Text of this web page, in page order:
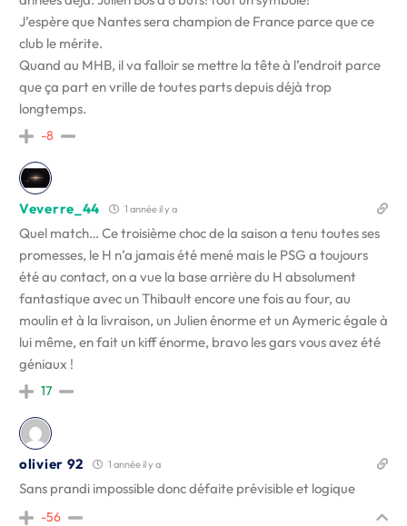
J’espère que Nantes sera champion de France parce que ce
club le mérite.
Quand au MHB, il va falloir se mettre la tête à l’endroit parce
que ça part en vrille de toutes parts depuis déjà trop
longtemps.
-8
Veverre_44 1 année il y a
Quel match… Ce troisième choc de la saison a tenu toutes ses
promesses, le H n’a jamais été mené mais le PSG a toujours
été au contact, on a vue la base arrière du H absolument
fantastique avec un Thibault encore une fois au four, au
moulin et à la livraison, un Julien énorme et un Aymeric égale à
lui même, en fait un kiff énorme, bravo les gars vous avez été
géniaux !
17
olivier 92 1 année il y a
Sans prandi impossible donc défaite prévisible et logique
-56